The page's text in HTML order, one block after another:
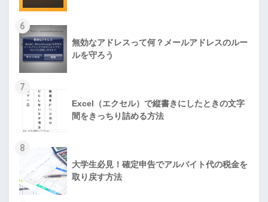
6
無効なアドレスって何？メールアドレスのルー
ルを守ろう
7
Excel（エクセル）で縦書きにしたときの文字
間をきっちり詰める方法
8
大学生必見！確定申告でアルバイト代の税金を
取り戻す方法